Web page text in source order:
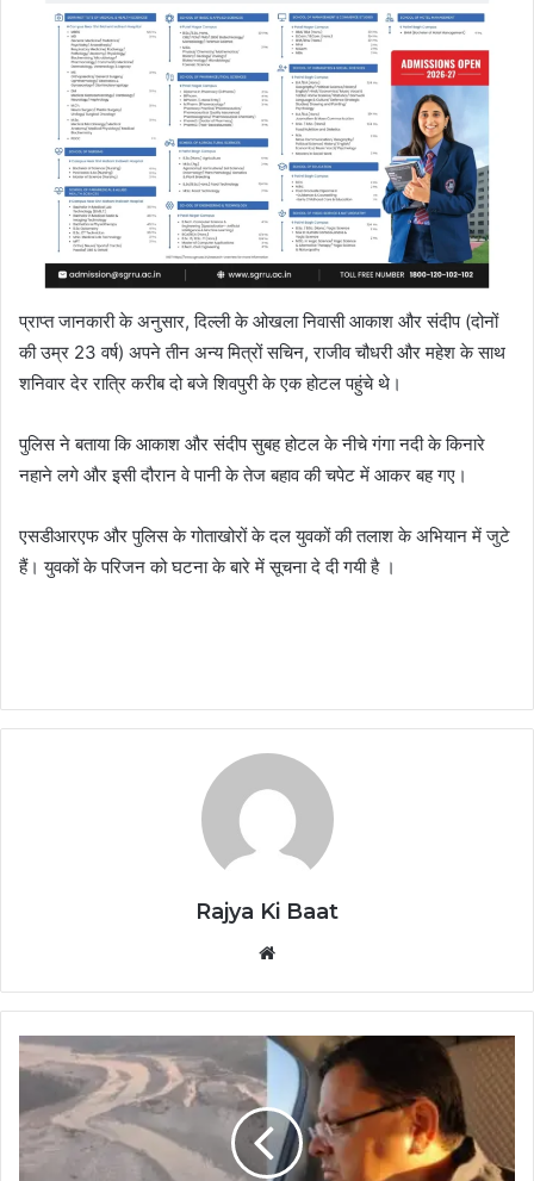
प्राप्त जानकारी के अनुसार, दिल्ली के ओखला निवासी आकाश और संदीप (दोनों
की उम्र 23 वर्ष) अपने तीन अन्य मित्रों सचिन, राजीव चौधरी और महेश के साथ
शनिवार देर रात्रि करीब दो बजे शिवपुरी के एक होटल पहुंचे थे।
पुलिस ने बताया कि आकाश और संदीप सुबह होटल के नीचे गंगा नदी के किनारे
नहाने लगे और इसी दौरान वे पानी के तेज बहाव की चपेट में आकर बह गए।
एसडीआरएफ और पुलिस के गोताखोरों के दल युवकों की तलाश के अभियान में जुटे
हैं। युवकों के परिजन को घटना के बारे में सूचना दे दी गयी है ।
Rajya Ki Baat